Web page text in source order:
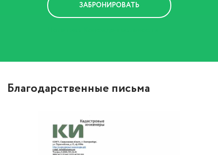
Благодарственные письма